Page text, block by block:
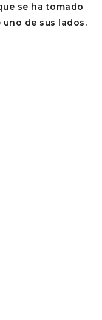
se ha tomado
de sus lados.